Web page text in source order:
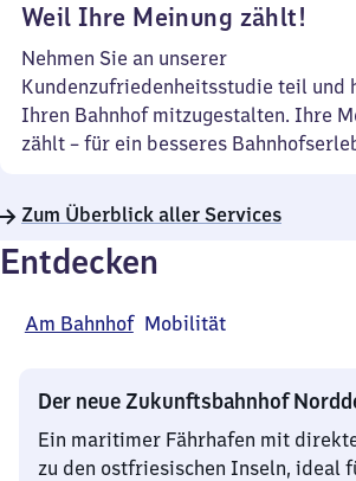
Weil Ihre Meinung zählt!
Nehmen Sie an unserer
Kundenzufriedenheitsstudie teil und
Ihren Bahnhof mitzugestalten. Ihre
zählt – für ein besseres
Zum Überblick aller Services
Entdecken
Am Bahnhof Mobilität
Der neue Zukunftsbahnhof
Ein maritimer Fährhafen mit
zu den ostfriesischen Inseln, ideal